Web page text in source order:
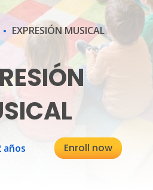
EXPRESIÓN MUSICAL
años Enroll now